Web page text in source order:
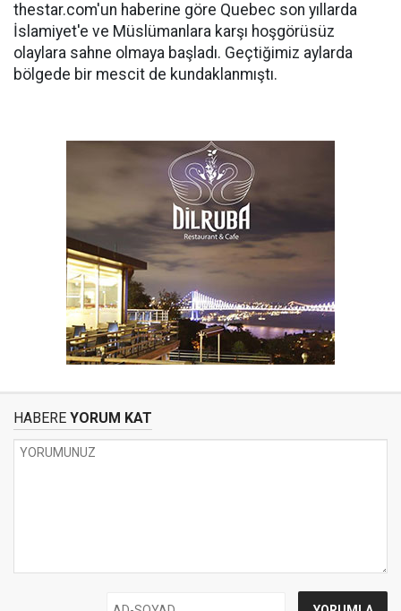
thestar.com'un haberine göre Quebec son yıllarda
İslamiyet'e ve Müslümanlara karşı hoşgörüsüz
olaylara sahne olmaya başladı. Geçtiğimiz aylarda
bölgede bir mescit de kundaklanmıştı.
HABERE YORUM KAT